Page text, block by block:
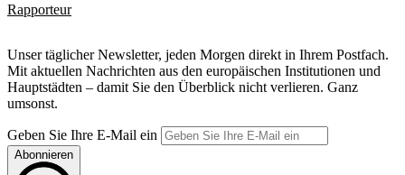
Rapporteur
Unser täglicher Newsletter, jeden Morgen direkt in Ihrem Postfach.
Mit aktuellen Nachrichten aus den europäischen Institutionen und
Hauptstädten – damit Sie den Überblick nicht verlieren. Ganz
umsonst.
Geben Sie Ihre E-Mail ein
Abonnieren